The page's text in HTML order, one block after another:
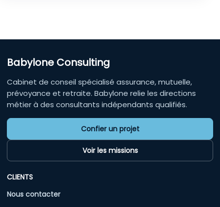
Babylone Consulting
Cabinet de conseil spécialisé assurance, mutuelle,
prévoyance et retraite. Babylone relie les directions
métier à des consultants indépendants qualifiés.
Confier un projet
Voir les missions
CLIENTS
Nous contacter